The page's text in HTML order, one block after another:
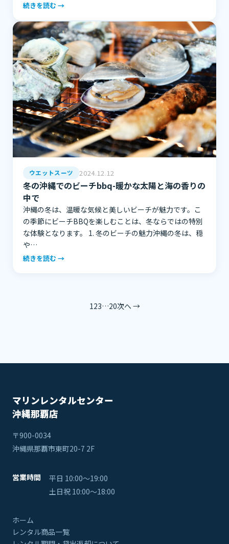
続きを読む →
ウエットスーツ 2024.12.12
冬の沖縄でのビーチbbq-暖かな太陽と海の香りの
中で
沖縄の冬は、温暖な気候と美しいビーチが魅力です。こ
の季節にビーチBBQを楽しむことは、冬ならではの特別
な体験となります。 1. 冬のビーチの魅力沖縄の冬は、穏
や…
続きを読む →
123…20次へ →
マリンレンタルセンター
沖縄那覇店
〒900-0034
沖縄県那覇市東町20-7 2F
営業時間
平日 10:00〜19:00
土日祝 10:00〜18:00
ホーム
レンタル商品一覧